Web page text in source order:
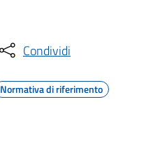
Condividi
Normativa di riferimento